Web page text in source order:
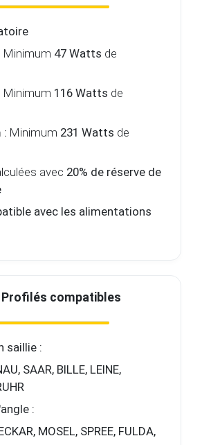
Minimum
avec
avec les alimentations
SAAR, BILLE, LEINE,
:
MOSEL, SPREE, FULDA,